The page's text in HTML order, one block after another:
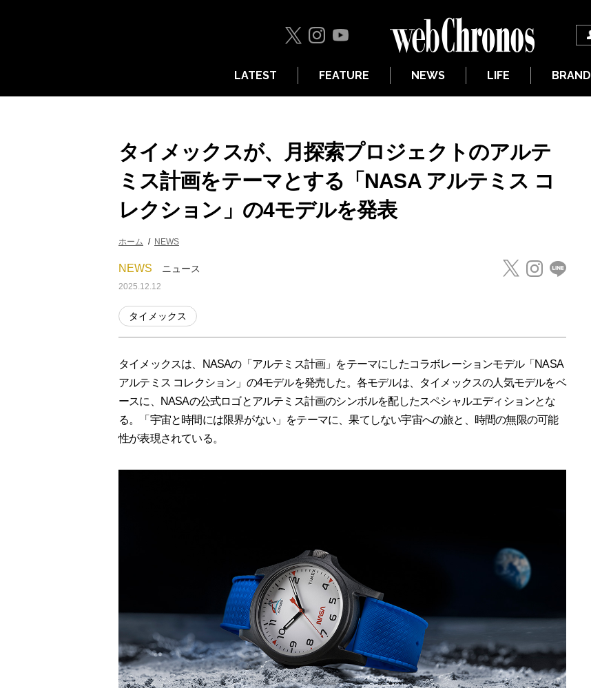
LATEST FEATURE NEWS LIFE BRAND
タイメックスが、月探索プロジェクトのアルテ
ミス計画をテーマとする「NASA アルテミス コ
レクション」の4モデルを発表
ホーム NEWS
NEWS ニュース
2025.12.12
タイメックス
タイメックスは、NASAの「アルテミス計画」をテーマにしたコラボレーションモデル「NASA
アルテミス コレクション」の4モデルを発売した。各モデルは、タイメックスの人気モデルをベ
ースに、NASAの公式ロゴとアルテミス計画のシンボルを配したスペシャルエディションとな
る。「宇宙と時間には限界がない」をテーマに、果てしない宇宙への旅と、時間の無限の可能
性が表現されている。